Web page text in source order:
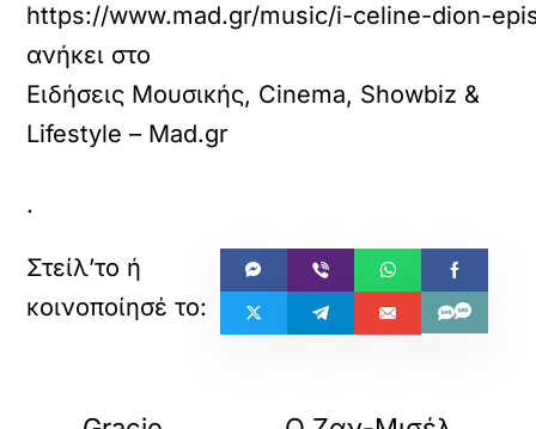
https://www.mad.gr/music/i-celine-dion-
ανήκει στο
Ειδήσεις Μουσικής, Cinema, Showbiz &
Lifestyle – Mad.gr
.